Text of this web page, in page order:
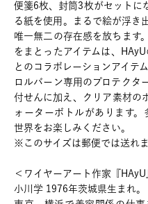
便箋6枚、封筒3枚がセットに
る紙を使用。まるで絵が浮き
唯一無二の存在感を放ちます
をまとったアイテムは、
とのコラボレーションアイテ
ロルバーン専用のプロテクタ
付せんに加え、クリア素材の
ォーターボトルがあります。
世界をお楽しみください。
※このサイズは郵便では送れ
＜ワイヤーアート作家『HAyU
小川学 1976年茨城県生まれ。